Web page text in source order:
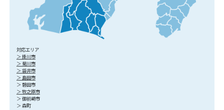
対応エリア
＞ 掛川市
＞ 菊川市
＞ 袋井市
＞ 島田市
＞ 磐田市
＞ 牧之原市
＞ 御前崎市
＞ 森町